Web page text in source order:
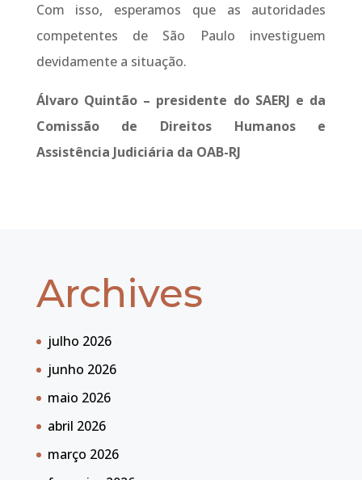
Com isso, esperamos que as autoridades
competentes de São Paulo investiguem
devidamente a situação.
Álvaro Quintão – presidente do SAERJ e da
Comissão de Direitos Humanos e
Assistência Judiciária da OAB-RJ
Archives
julho 2026
junho 2026
maio 2026
abril 2026
março 2026